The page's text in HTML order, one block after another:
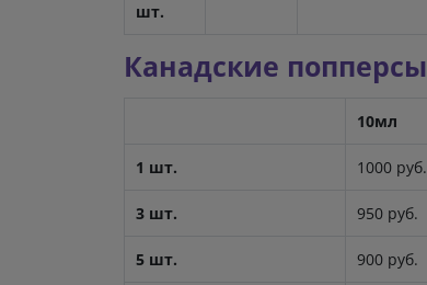
шт.
Канадские попперсы
10мл
1 шт. 1000 руб.
3 шт. 950 руб.
5 шт. 900 руб.